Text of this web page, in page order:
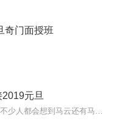
奇门面授班
元旦